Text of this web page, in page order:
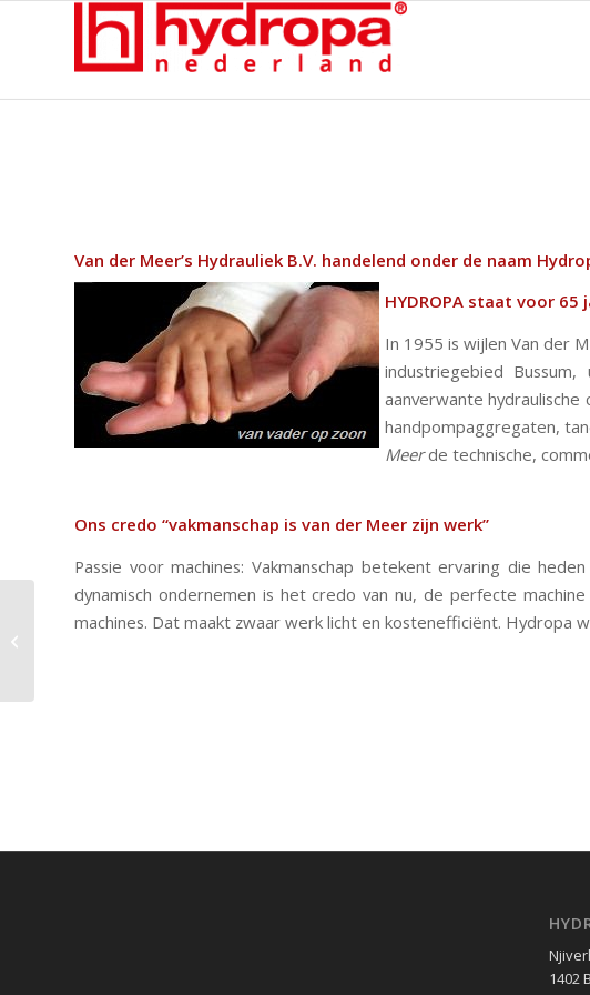
Van der Meer’s Hydrauliek B.V. handelend onder de naam
HYDROPA staat voor
In 1955 is wijlen Van der
industriegebied
aanverwante
handpompaggregaten,
Meerde technische,
Ons credo “vakmanschap is van der Meer zijn werk”
Passie voor machines: Vakmanschap betekent ervaring die
dynamisch ondernemen is het credo van nu, de perfecte
machines. Dat maakt zwaar werk licht en kostenefficiënt. Hydropa
1402